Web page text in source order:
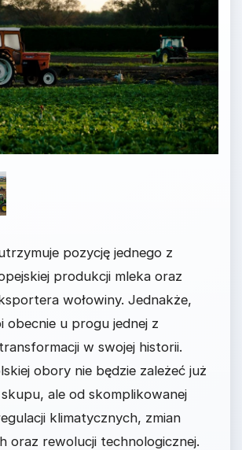
pozycję jednego z
produkcji mleka oraz
wołowiny. Jednakże,
obecnie u progu jednej z
w swojej historii.
obory nie będzie zależeć już
ale od skomplikowanej
klimatycznych, zmian
oraz rewolucji technologicznej.